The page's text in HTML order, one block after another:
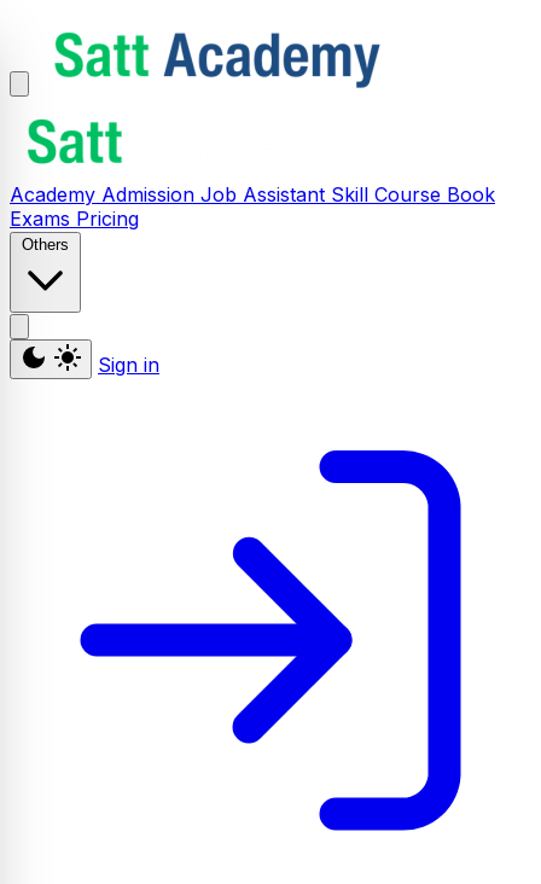
Academy Admission Job Assistant Skill Course Book
Exams Pricing
Others
Sign in